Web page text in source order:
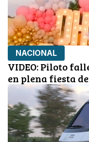
NACIONAL
VIDEO: Piloto
en plena fiesta